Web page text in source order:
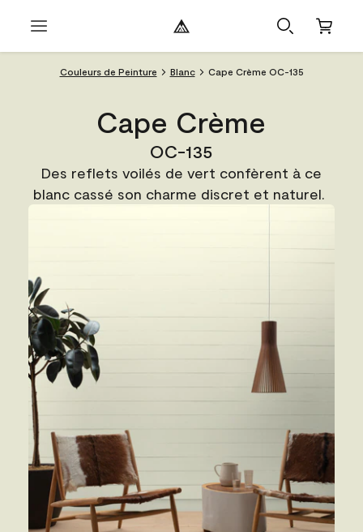
Couleurs de Peinture Blanc Cape Crème OC-135
Cape Crème
OC-135
Des reflets voilés de vert confèrent à ce
blanc cassé son charme discret et naturel.